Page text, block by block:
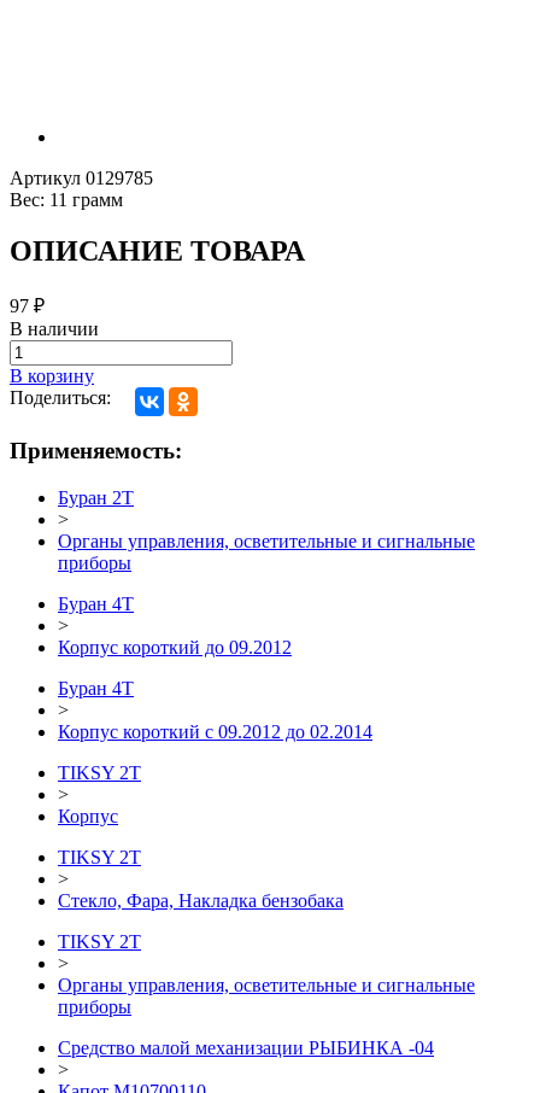
Артикул 0129785
Вес: 11 грамм
ОПИСАНИЕ ТОВАРА
97 ₽
В наличии
В корзину
Поделиться:
Применяемость:
Буран 2Т
>
Органы управления, осветительные и сигнальные
приборы
Буран 4Т
>
Корпус короткий до 09.2012
Буран 4Т
>
Корпус короткий с 09.2012 до 02.2014
TIKSY 2T
>
Корпус
TIKSY 2T
>
Стекло, Фара, Накладка бензобака
TIKSY 2T
>
Органы управления, осветительные и сигнальные
приборы
Средство малой механизации РЫБИНКА -04
>